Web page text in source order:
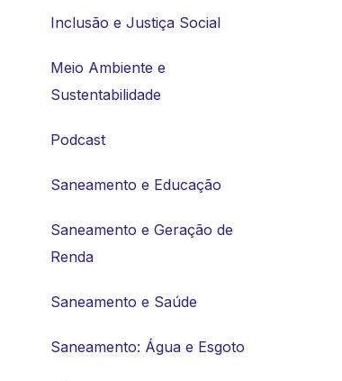
Inclusão e Justiça Social
Meio Ambiente e
Sustentabilidade
Podcast
Saneamento e Educação
Saneamento e Geração de
Renda
Saneamento e Saúde
Saneamento: Água e Esgoto